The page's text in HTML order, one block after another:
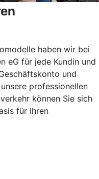
haben wir bei
eG für jede Kundin und
und
professionellen
können Sie sich
für Ihren